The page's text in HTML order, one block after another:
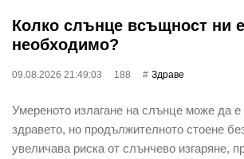
Колко слънце всъщност ни е
необходимо?
09.08.2026 21:49:03 188 Здраве
Умереното излагане на слънце може да е
здравето, но продължителното стоене
увеличава риска от слънчево изгаряне,